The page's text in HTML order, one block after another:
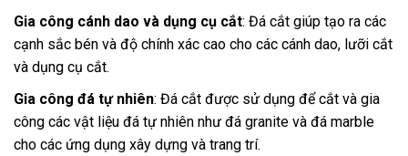
Gia công cánh dao và dụng cụ cắt: Đá cắt giúp tạo ra các
cạnh sắc bén và độ chính xác cao cho các cánh dao, lưỡi cắt
và dụng cụ cắt.
Gia công đá tự nhiên: Đá cắt được sử dụng để cắt và gia
công các vật liệu đá tự nhiên như đá granite và đá marble
cho các ứng dụng xây dựng và trang trí.